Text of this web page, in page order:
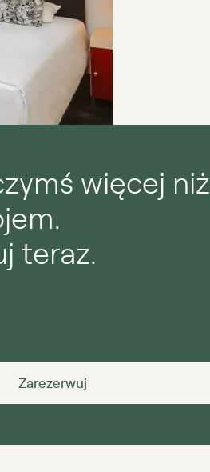
więcej niż
teraz.
Zarezerwuj